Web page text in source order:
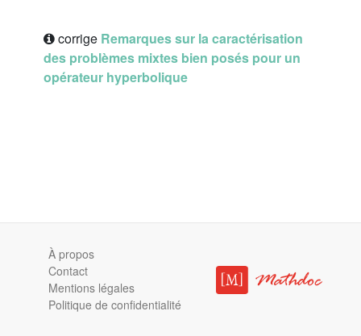
corrige Remarques sur la caractérisation
des problèmes mixtes bien posés pour un
opérateur hyperbolique
À propos
Contact
Mentions légales
Politique de confidentialité